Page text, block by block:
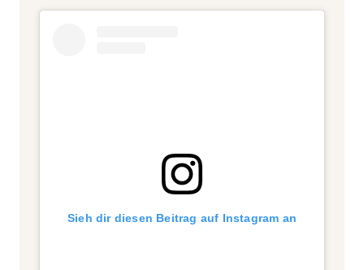
Sieh dir diesen Beitrag auf Instagram an